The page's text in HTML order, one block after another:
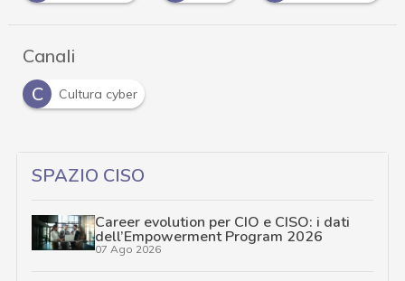
Canali
C
Cultura cyber
SPAZIO CISO
Career evolution per CIO e CISO: i dati
dell’Empowerment Program 2026
07 Ago 2026